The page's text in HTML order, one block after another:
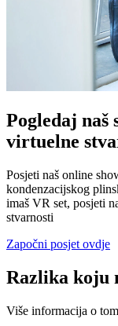
Pogledaj naš
virtuelne
Posjeti naš online
kondenzacijskog
imaš VR set, posjeti
stvarnosti
Započni posjet ovdje
Razlika koju
Više informacija o